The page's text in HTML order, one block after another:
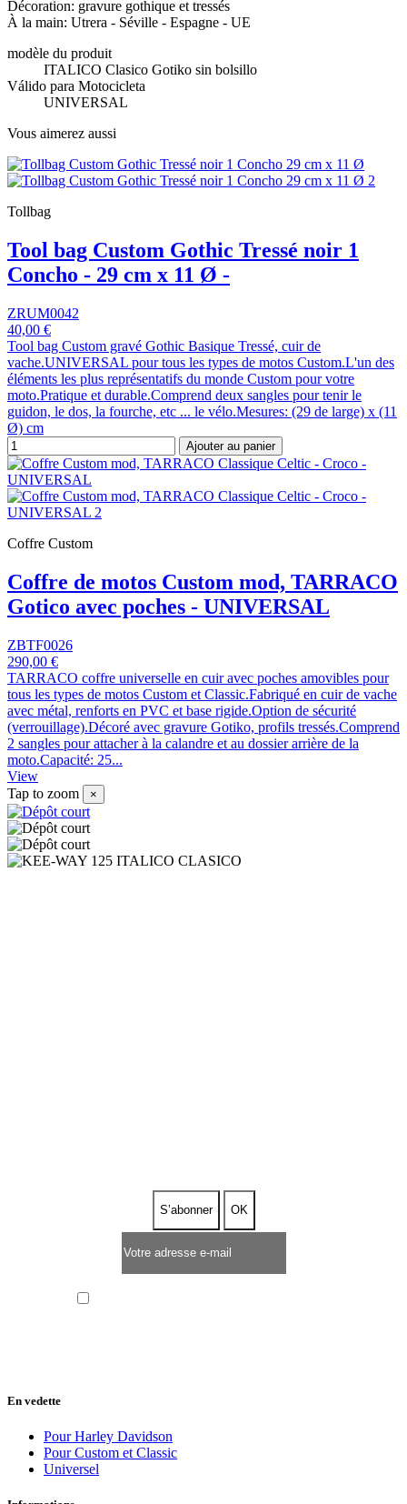
Décoration: gravure gothique et tressés
À la main: Utrera - Séville - Espagne - UE
modèle du produit
ITALICO Clasico Gotiko sin bolsillo
Válido para Motocicleta
UNIVERSAL
Vous aimerez aussi
Tollbag
Tool bag Custom Gothic Tressé noir 1
Concho - 29 cm x 11 Ø -
ZRUM0042
40,00 €
Tool bag Custom gravé Gothic Basique Tressé, cuir de
vache.UNIVERSAL pour tous les types de motos Custom.L'un des
éléments les plus représentatifs du monde Custom pour votre
moto.Pratique et durable.Comprend deux sangles pour tenir le
guidon, le dos, la fourche, etc ... le vélo.Mesures: (29 de large) x (11
Ø) cm
Ajouter au panier
Coffre Custom
Coffre de motos Custom mod, TARRACO
Gotico avec poches - UNIVERSAL
ZBTF0026
290,00 €
TARRACO coffre universelle en cuir avec poches amovibles pour
tous les types de motos Custom et Classic.Fabriqué en cuir de vache
avec métal, renforts en PVC et base rigide.Option de sécurité
(verrouillage).Décoré avec gravure Gotiko, profils tressés.Comprend
2 sangles pour attacher à la calandre et au dossier arrière de la
moto.Capacité: 25...
View
Tap to zoom
×
En vedette
Pour Harley Davidson
Pour Custom et Classic
Universel